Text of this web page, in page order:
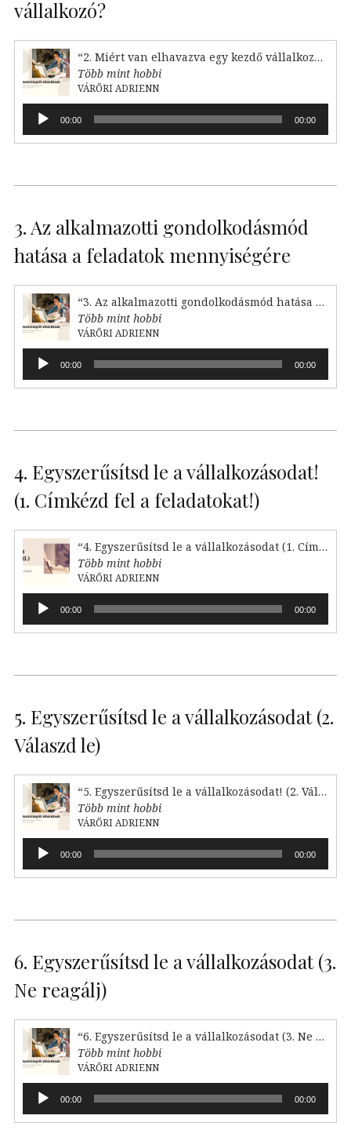
vállalkozó?
“2. Miért van elhavazva egy kezdő vállalkozó?”
Több mint hobbi
VÁRŐRI ADRIENN
Audió
lejátszó00:00 00:00
3. Az alkalmazotti gondolkodásmód
hatása a feladatok mennyiségére
“3. Az alkalmazotti gondolkodásmód hatása a feladataink mennyiségére”
Több mint hobbi
VÁRŐRI ADRIENN
Audió
lejátszó00:00 00:00
4. Egyszerűsítsd le a vállalkozásodat!
(1. Címkézd fel a feladatokat!)
“4. Egyszerűsítsd le a vállalkozásodat (1. Címkézd fel!)”
Több mint hobbi
VÁRŐRI ADRIENN
Audió
lejátszó00:00 00:00
5. Egyszerűsítsd le a vállalkozásodat (2.
Válaszd le)
“5. Egyszerűsítsd le a vállalkozásodat! (2. Válaszd le)”
Több mint hobbi
VÁRŐRI ADRIENN
Audió
lejátszó00:00 00:00
6. Egyszerűsítsd le a vállalkozásodat (3.
Ne reagálj)
“6. Egyszerűsítsd le a vállalkozásodat (3. Ne reagálj)”
Több mint hobbi
VÁRŐRI ADRIENN
Audió
lejátszó00:00 00:00